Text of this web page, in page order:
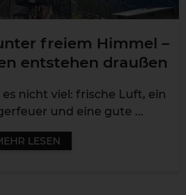
freiem Himmel –
entstehen draußen
nicht viel: frische Luft, ein
und eine gute ...
LESEN